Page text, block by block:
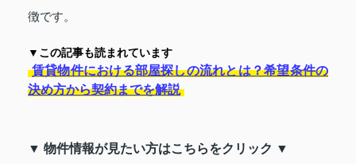
徴です。
▼この記事も読まれています
賃貸物件における部屋探しの流れとは？希望条件の
決め方から契約までを解説
▼ 物件情報が見たい方はこちらをクリック ▼